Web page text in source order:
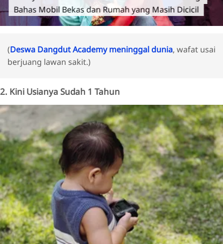
Bahas Mobil Bekas dan Rumah yang Masih Dicicil
(Deswa Dangdut Academy meninggal dunia, wafat usai
berjuang lawan sakit.)
2. Kini Usianya Sudah 1 Tahun